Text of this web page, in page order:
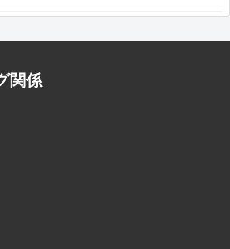
関係